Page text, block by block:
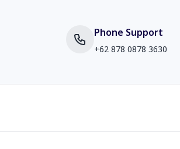
Phone Support
+62 878 0878 3630